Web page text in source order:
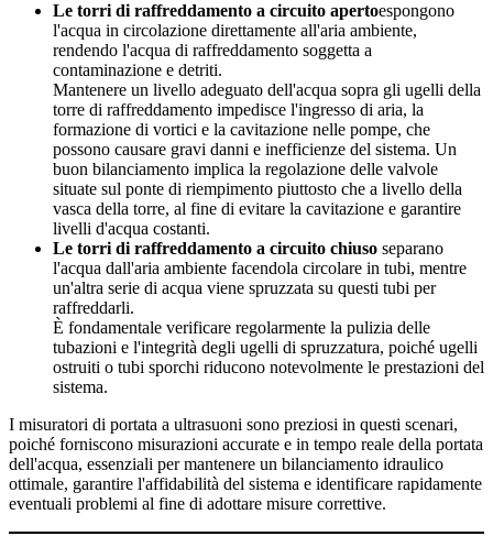
Le torri di raffreddamento a circuito apertoespongono
l'acqua in circolazione direttamente all'aria ambiente,
rendendo l'acqua di raffreddamento soggetta a
contaminazione e detriti.
Mantenere un livello adeguato dell'acqua sopra gli ugelli della
torre di raffreddamento impedisce l'ingresso di aria, la
formazione di vortici e la cavitazione nelle pompe, che
possono causare gravi danni e inefficienze del sistema. Un
buon bilanciamento implica la regolazione delle valvole
situate sul ponte di riempimento piuttosto che a livello della
vasca della torre, al fine di evitare la cavitazione e garantire
livelli d'acqua costanti.
Le torri di raffreddamento a circuito chiuso separano
l'acqua dall'aria ambiente facendola circolare in tubi, mentre
un'altra serie di acqua viene spruzzata su questi tubi per
raffreddarli.
È fondamentale verificare regolarmente la pulizia delle
tubazioni e l'integrità degli ugelli di spruzzatura, poiché ugelli
ostruiti o tubi sporchi riducono notevolmente le prestazioni del
sistema.
I misuratori di portata a ultrasuoni sono preziosi in questi scenari,
poiché forniscono misurazioni accurate e in tempo reale della portata
dell'acqua, essenziali per mantenere un bilanciamento idraulico
ottimale, garantire l'affidabilità del sistema e identificare rapidamente
eventuali problemi al fine di adottare misure correttive.